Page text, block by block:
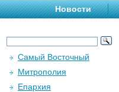
Новости
Самый Восточный
Митрополия
Епархия